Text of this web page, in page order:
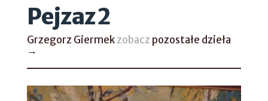
Pejzaz 2
Grzegorz Giermekzobacz pozostałe dzieła
→